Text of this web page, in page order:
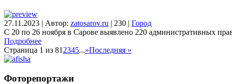
27.11.2023 | Автор: zatosarov.ru | 230 | Город
С 20 по 26 ноября в Сарове выявлено 220 административных
Подробнее
Страница 1 из 81 2345...»Последняя »
Фоторепортажи